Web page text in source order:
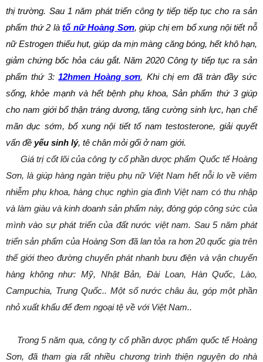
thị trường. Sau 1 năm phát triển công ty tiếp tiếp tục cho ra sản
phẩm thứ 2 làtố nữ Hoàng Sơn, giúp chị em bổ xung nội tiết nỗ
nữ Estrogen thiếu hụt, giúp da mịn màng căng bóng, hết khô hạn,
giảm chứng bốc hỏa cáu gắt. Năm 2020 Công ty tiếp tục ra sản
phẩm thứ 3:12hmen Hoàng sơn, Khi chị em đã tràn đầy sức
sống, khỏe mạnh và hết bệnh phụ khoa, Sản phẩm thứ 3 giúp
cho nam giới bổ thận tráng dương, tăng cường sinh lực, hạn chế
mãn dục sớm, bổ xung nội tiết tố nam testosterone, giải quyết
vấn đề yếu sinh lý, tê chân mỏi gối ở nam giới.
Giá trị cốt lõi của công ty cổ phần dược phẩm Quốc tế Hoàng
Sơn, là giúp hàng ngàn triệu phụ nữ Việt Nam hết nỗi lo về viêm
nhiễm phụ khoa, hàng chục nghìn gia đình Việt nam có thu nhập
và làm giàu và kinh doanh sản phẩm này, đóng góp công sức của
mình vào sự phát triển của đất nước việt nam. Sau 5 năm phát
triển sản phẩm của Hoàng Sơn đã lan tỏa ra hơn 20 quốc gia trên
thế giới theo đường chuyển phát nhanh bưu điện và vận chuyển
hàng không như: Mỹ, Nhật Bản, Đài Loan, Hàn Quốc, Lào,
Campuchia, Trung Quốc.. Một số nước châu âu, góp một phần
nhỏ xuất khẩu để đem ngoại tệ về với Việt Nam..
Trong 5 năm qua, công ty cổ phần dược phẩm quốc tế Hoàng
Sơn, đã tham gia rất nhiều chương trình thiện nguyện do nhà